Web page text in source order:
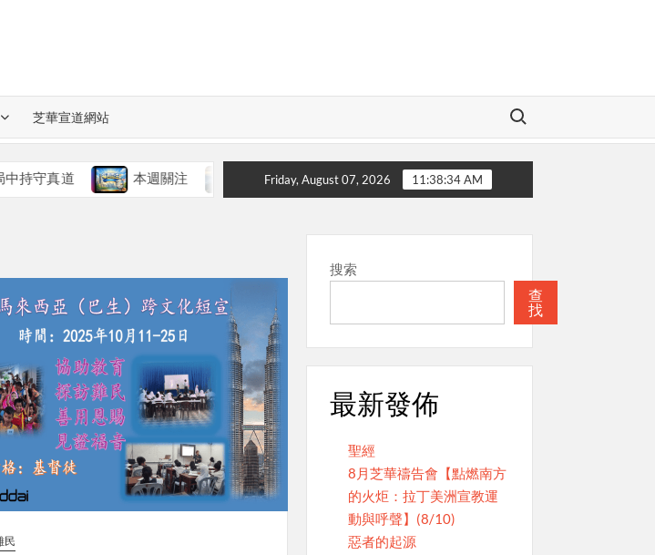
芝華宣道網站
Search for:
本週關注 慈愛的神 本週關注 聖經
Friday, August 07, 2026 11:38:35 AM
民
搜索
查
找
最新發佈
聖經
8月芝華禱告會【點燃南方
的火炬：拉丁美洲宣教運
動與呼聲】(8/10)
惡者的起源